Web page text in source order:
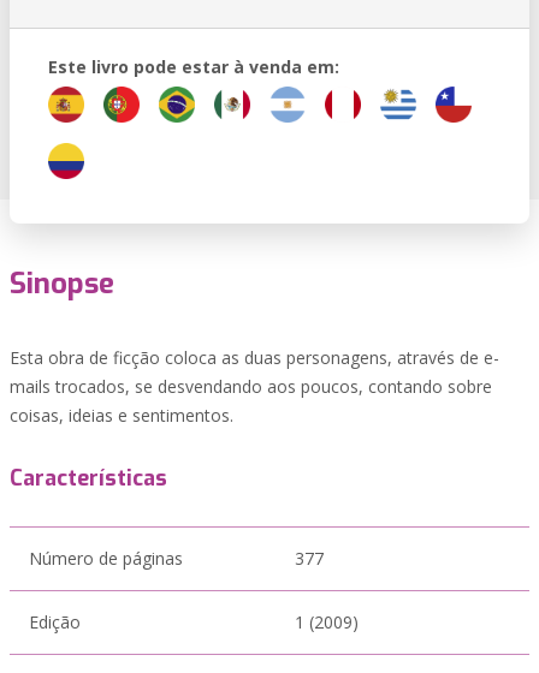
Este livro pode estar à venda em:
Sinopse
Esta obra de ficção coloca as duas personagens, através de e-
mails trocados, se desvendando aos poucos, contando sobre
coisas, ideias e sentimentos.
Características
Número de páginas 377
Edição 1 (2009)